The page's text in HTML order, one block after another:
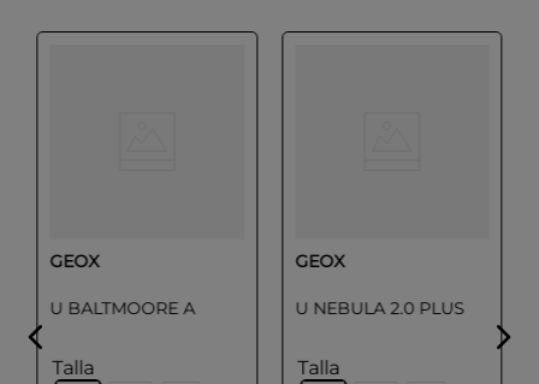
GEOX
U BALTMOORE A
Talla
GEOX
U NEBULA 2.0 PLUS
Talla